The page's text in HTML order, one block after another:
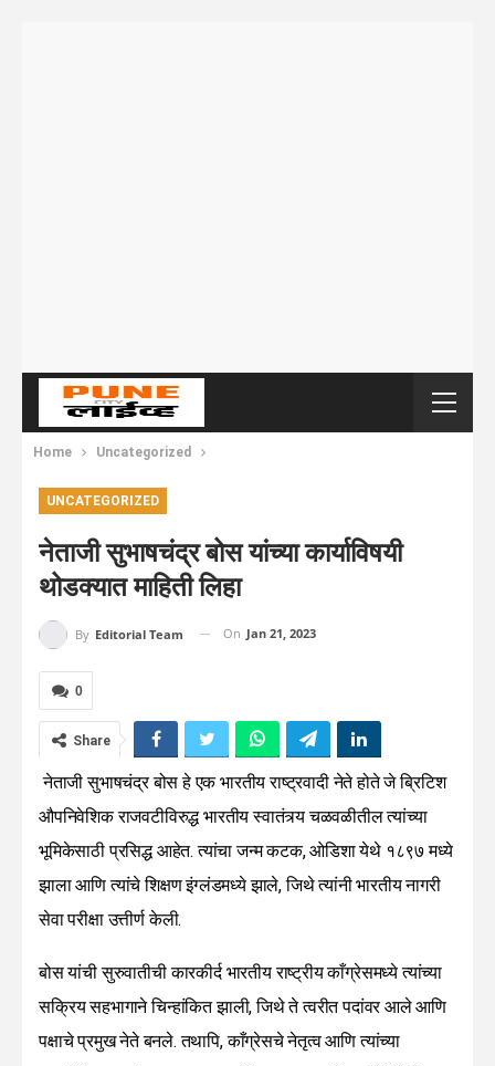
Home Uncategorized
UNCATEGORIZED
नेताजी सुभाषचंद्र बोस यांच्या कार्याविषयी
थोडक्यात माहिती लिहा
By Editorial Team On Jan 21, 2023
0
Share
नेताजी सुभाषचंद्र बोस हे एक भारतीय राष्ट्रवादी नेते होते जे ब्रिटिश
औपनिवेशिक राजवटीविरुद्ध भारतीय स्वातंत्र्य चळवळीतील त्यांच्या
भूमिकेसाठी प्रसिद्ध आहेत. त्यांचा जन्म कटक, ओडिशा येथे १८९७ मध्ये
झाला आणि त्यांचे शिक्षण इंग्लंडमध्ये झाले, जिथे त्यांनी भारतीय नागरी
सेवा परीक्षा उत्तीर्ण केली.
बोस यांची सुरुवातीची कारकीर्द भारतीय राष्ट्रीय काँग्रेसमध्ये त्यांच्या
सक्रिय सहभागाने चिन्हांकित झाली, जिथे ते त्वरीत पदांवर आले आणि
पक्षाचे प्रमुख नेते बनले. तथापि, काँग्रेसचे नेतृत्व आणि त्यांच्या